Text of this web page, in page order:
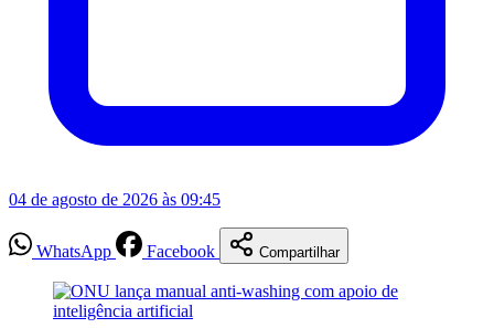
04 de agosto de 2026 às 09:45
WhatsApp Facebook Compartilhar